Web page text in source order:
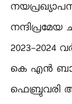
നന്ദിപ്രമേയ
2023-2024
കെ എന്‍
ഫെബ്രുവരി